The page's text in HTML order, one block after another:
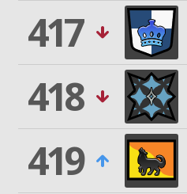
417
418
419